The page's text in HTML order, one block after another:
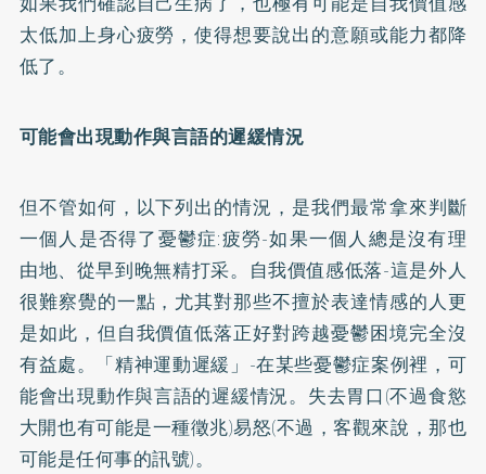
太低加上身心疲勞，使得想要說出的意願或能力都降
低了。
可能會出現動作與言語的遲緩情況
但不管如何，以下列出的情況，是我們最常拿來判斷
一個人是否得了憂鬱症:疲勞-如果一個人總是沒有理
由地、從早到晚無精打采。自我價值感低落-這是外人
很難察覺的一點，尤其對那些不擅於表達情感的人更
是如此，但自我價值低落正好對跨越憂鬱困境完全沒
有益處。「精神運動遲緩」-在某些憂鬱症案例裡，可
能會出現動作與言語的遲緩情況。失去胃口(不過食慾
大開也有可能是一種徵兆)易怒(不過，客觀來說，那也
可能是任何事的訊號)。